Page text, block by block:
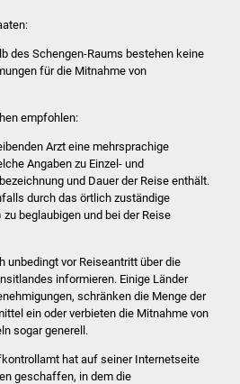
Jugendhaus
Familienzentrum
Stadtwerke
NETZMonitor
Gesundheit und Notfall
Ärzte und Apotheken
des Schengen-Raums bestehen keine
für die Mitnahme von
empfohlen:
Arzt eine mehrsprachige
Angaben zu Einzel- und
und Dauer der Reise enthält.
durch das örtlich zuständige
beglaubigen und bei der Reise
unbedingt vor Reiseantritt über die
informieren. Einige Länder
schränken die Menge der
ein oder verbieten die Mitnahme von
sogar generell.
hat auf seiner Internetseite
geschaffen, in dem die